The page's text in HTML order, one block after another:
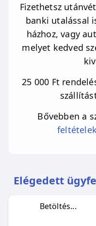
Fizethetsz
banki utalással
házhoz, vagy
melyet kedved
25 000 Ft
Bővebben a
Elégedett
Betöltés...